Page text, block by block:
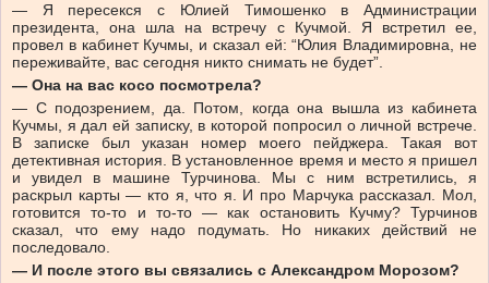
— Я пересекся с Юлией Тимошенко в Администрации
президента, она шла на встречу с Кучмой. Я встретил ее,
провел в кабинет Кучмы, и сказал ей: “Юлия Владимировна, не
переживайте, вас сегодня никто снимать не будет”.
— Она на вас косо посмотрела?
— С подозрением, да. Потом, когда она вышла из кабинета
Кучмы, я дал ей записку, в которой попросил о личной встрече.
В записке был указан номер моего пейджера. Такая вот
детективная история. В установленное время и место я пришел
и увидел в машине Турчинова. Мы с ним встретились, я
раскрыл карты — кто я, что я. И про Марчука рассказал. Мол,
готовится то-то и то-то — как остановить Кучму? Турчинов
сказал, что ему надо подумать. Но никаких действий не
последовало.
— И после этого вы связались с Александром Морозом?